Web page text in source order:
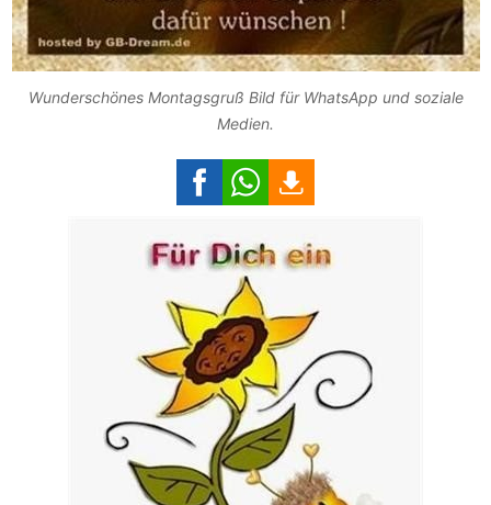
Wunderschönes Montagsgruß Bild für WhatsApp und soziale
Medien.